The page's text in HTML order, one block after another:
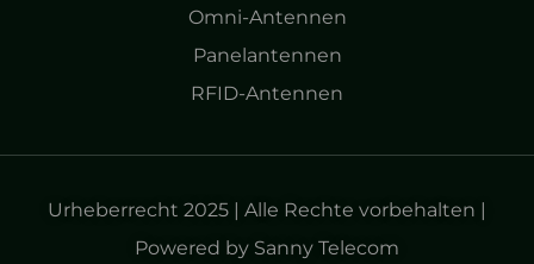
Omni-Antennen
Panelantennen
RFID-Antennen
Urheberrecht 2025 | Alle Rechte vorbehalten |
Powered by Sanny Telecom